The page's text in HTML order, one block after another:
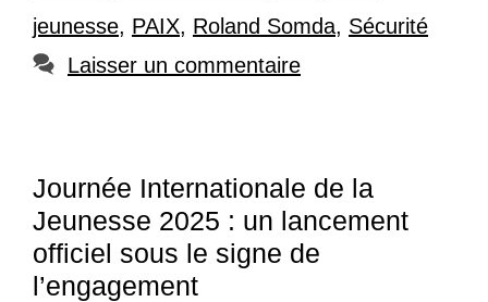
jeunesse, PAIX, Roland Somda, Sécurité
Laisser un commentaire
Journée Internationale de la
Jeunesse 2025 : un lancement
officiel sous le signe de
l’engagement